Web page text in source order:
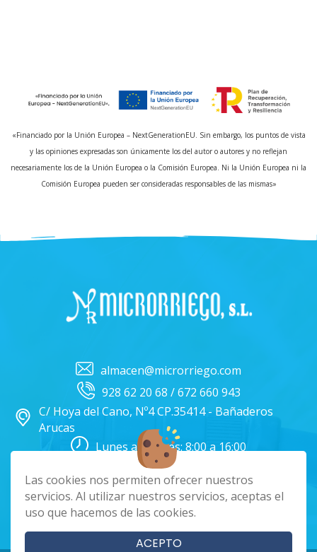
Las cookies nos permiten ofrecer nuestros
servicios. Al utilizar nuestros servicios, aceptas el
uso que hacemos de las cookies.
ACEPTO
«Financiado por la Unión Europea – NextGenerationEU. Sin embargo, los puntos de vista
y las opiniones expresadas son únicamente los del autor o autores y no reflejan
necesariamente los de la Unión Europea o la Comisión Europea. Ni la Unión Europea ni la
Comisión Europea pueden ser consideradas responsables de las mismas»
almacen@microrriego.com
928 62 20 68 / 672 660 943
C/ Hoya del Cano, Nº4 CP.35414 - Bañaderos
Arucas
Lunes a Viernes: 8:00 a 16:00
Facebook
Cookies|Aviso Legal|Política de Privacidad
Términos y condiciones